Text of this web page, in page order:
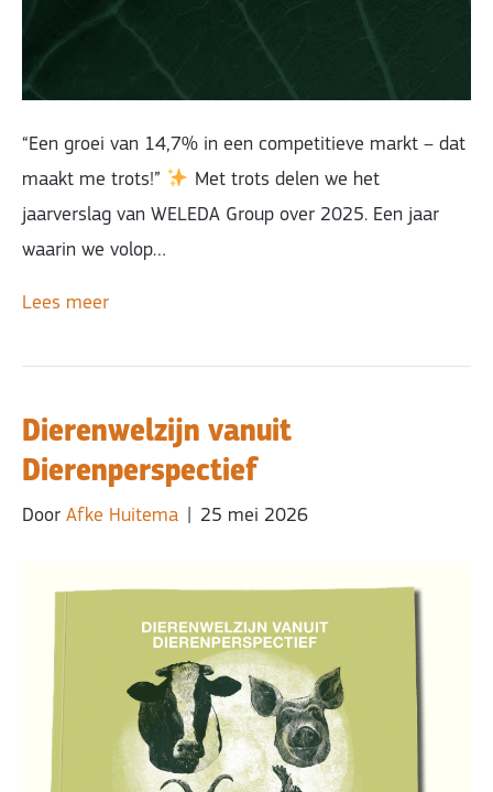
“Een groei van 14,7% in een competitieve markt – dat
maakt me trots!”
Met trots delen we het
jaarverslag van WELEDA Group over 2025. Een jaar
waarin we volop…
Lees meer
Dierenwelzijn vanuit
Dierenperspectief
Door Afke Huitema 25 mei 2026